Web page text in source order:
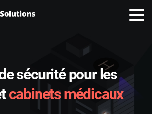
sécurité pour les
cabinets médicaux